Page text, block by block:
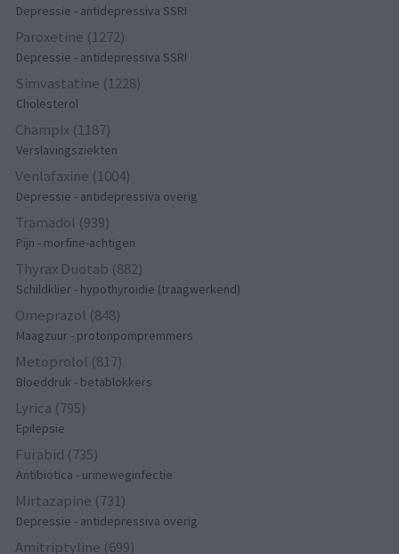
Depressie - antidepressiva SSRI
Paroxetine (1272)
Depressie - antidepressiva SSRI
Simvastatine (1228)
Cholesterol
Champix (1187)
Verslavingsziekten
Venlafaxine (1004)
Depressie - antidepressiva overig
Tramadol (939)
Pijn - morfine-achtigen
Thyrax Duotab (882)
Schildklier - hypothyroidie (traagwerkend)
Omeprazol (848)
Maagzuur - protonpompremmers
Metoprolol (817)
Bloeddruk - betablokkers
Lyrica (795)
Epilepsie
Furabid (735)
Antibiotica - urineweginfectie
Mirtazapine (731)
Depressie - antidepressiva overig
Amitriptyline (699)